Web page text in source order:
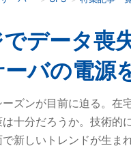
でデータ
バの電源
ズンが目前に迫る。在
十分だろうか。技術的
新しいトレンドが生ま